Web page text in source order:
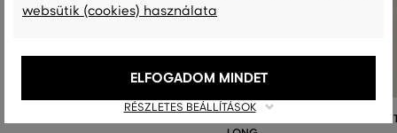
FÜRDŐRUHA GANT SWIM
websütik (cookies) használata
RÉSZLETES BEÁLLÍTÁSOK
ELFOGADOM MINDET